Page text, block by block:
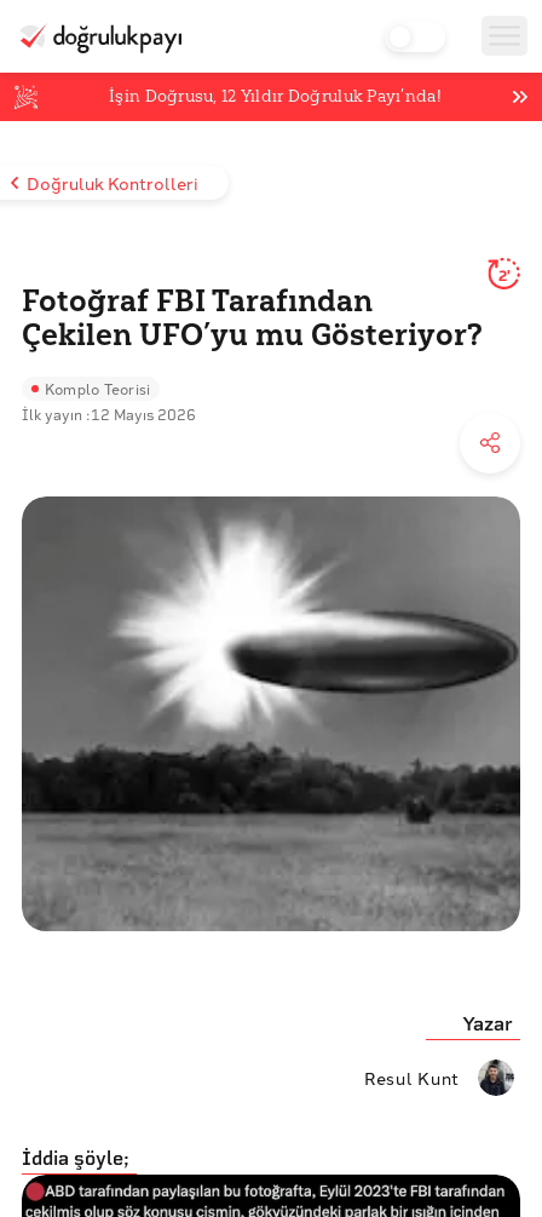
İşin Doğrusu,12 Yıldır Doğruluk Payı’nda!
Doğruluk Kontrolleri
Fotoğraf FBI Tarafından
Çekilen UFO’yu mu Gösteriyor?
2'
Komplo Teorisi
İlk yayın :12 Mayıs 2026
Yazar
Resul Kunt
İddia şöyle;